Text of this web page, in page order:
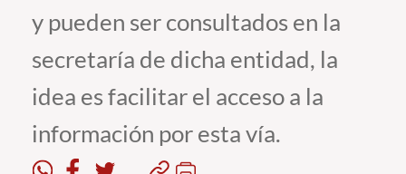
Pregrado
Postgrado
Formación Continua
y pueden ser consultados en la
secretaría de dicha entidad, la
idea es facilitar el acceso a la
información por esta vía.